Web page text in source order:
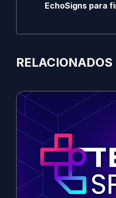
EchoSigns para
RELACIONADOS